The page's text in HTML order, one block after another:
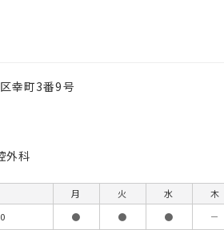
幸町3番9号
外科
月 火 水 木
● ● ● －